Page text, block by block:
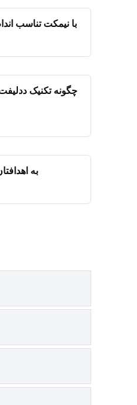
با نیمکت تناسب
چگونه تکنیک
به